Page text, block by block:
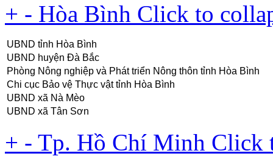
+ - Hòa Bình Click to
UBND tỉnh Hòa Bình
UBND huyện Đà Bắc
Phòng Nông nghiệp và Phát triển Nông thôn tỉnh Hòa Bình
Chi cục Bảo vệ Thực vật tỉnh Hòa Bình
UBND xã Nà Mèo
UBND xã Tân Sơn
+ - Tp. Hồ Chí Minh Click